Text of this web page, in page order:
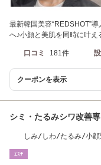
最新韓国美容“REDSHOT”
へ♪小顔と美肌を同時に叶
口コミ 181件
クーポンを表示
シミ・たるみシワ改善
しみ/しわ/たるみ/小
ｴｽﾃ